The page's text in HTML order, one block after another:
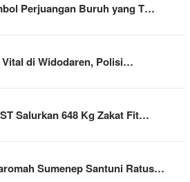
Perjuangan Buruh yang T…
di Widodaren, Polisi…
Salurkan 648 Kg Zakat Fit…
Sumenep Santuni Ratus…